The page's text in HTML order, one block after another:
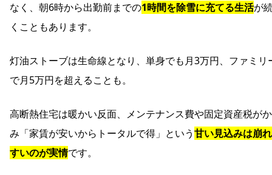
なく、朝6時から出勤前までの1時間を除雪に充てる生活が
くこともあります。
灯油ストーブは生命線となり、単身でも月3万円、ファミリ
で月5万円を超えることも。
高断熱住宅は暖かい反面、メンテナンス費や固定資産税が
み「家賃が安いからトータルで得」という甘い見込みは崩
すいのが実情です。